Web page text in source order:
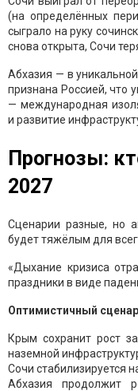
(на определённых
сыграло на руку
снова открыта, Сочи
Абхазия — в
признана Россией, что
— международная
и развитие
Прогнозы:
2027
Сценарии разные, но
будет тяжёлым для
«Дыхание кризиса
праздники в виде
Оптимистичный
Крым сохранит рост
наземной
Сочи стабилизируется
Абхазия продолжит